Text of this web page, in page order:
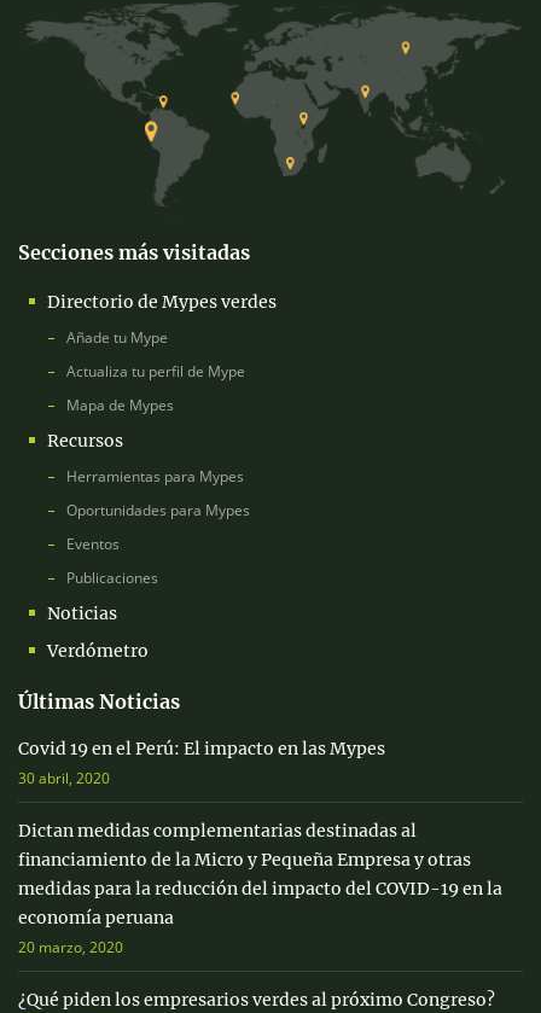
Secciones más visitadas
Directorio de Mypes verdes
Añade tu Mype
Actualiza tu perfil de Mype
Mapa de Mypes
Recursos
Herramientas para Mypes
Oportunidades para Mypes
Eventos
Publicaciones
Noticias
Verdómetro
Últimas Noticias
Covid 19 en el Perú: El impacto en las Mypes
30 abril, 2020
Dictan medidas complementarias destinadas al
financiamiento de la Micro y Pequeña Empresa y otras
medidas para la reducción del impacto del COVID-19 en la
economía peruana
20 marzo, 2020
¿Qué piden los empresarios verdes al próximo Congreso?